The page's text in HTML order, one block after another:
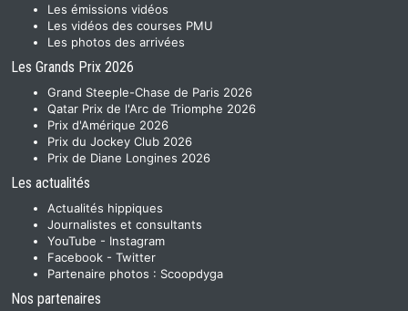
Les émissions vidéos
Les vidéos des courses PMU
Les photos des arrivées
Les Grands Prix 2026
Grand Steeple-Chase de Paris 2026
Qatar Prix de l'Arc de Triomphe 2026
Prix d'Amérique 2026
Prix du Jockey Club 2026
Prix de Diane Longines 2026
Les actualités
Actualités hippiques
Journalistes et consultants
YouTube - Instagram
Facebook - Twitter
Partenaire photos : Scoopdyga
Nos partenaires